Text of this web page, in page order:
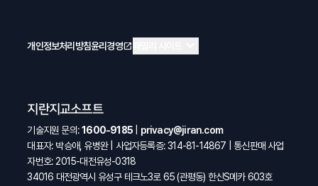
지란지교소프트
기술지원 문의:1600-9185
privacy@jiran.com
대표자: 박승애, 유병완 | 사업자등록증: 314-81-14867 | 통신판매 사업
자번호: 2015-대전유성-0318
34016 대전광역시 유성구 테크노3로 65 (관평동) 한신S메카 603호
개인정보처리방침윤리경영open_in_new